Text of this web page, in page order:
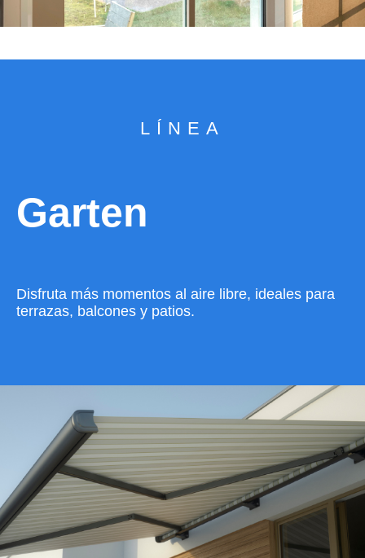
LÍNEA
Garten
Disfruta más momentos al aire libre, ideales para
terrazas, balcones y patios.
VER CATÁLOGO